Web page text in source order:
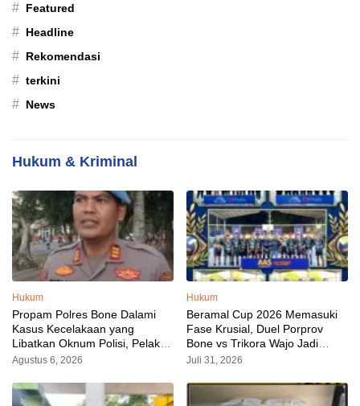
# Featured
# Headline
# Rekomendasi
# terkini
# News
Hukum & Kriminal
Hukum
Propam Polres Bone Dalami
Kasus Kecelakaan yang
Libatkan Oknum Polisi, Pelaku
Sudah Diamankan
Agustus 6, 2026
Hukum
Beramal Cup 2026 Memasuki
Fase Krusial, Duel Porprov
Bone vs Trikora Wajo Jadi
Sorotan Malam Ini
Juli 31, 2026